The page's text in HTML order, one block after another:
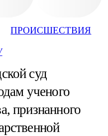
ПРОИСШЕСТВИЯ
суд
ученого
признанного